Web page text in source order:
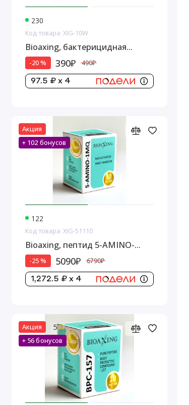
230
Код товара: XIG-10W
Bioaxing, бактерицидная
вода,1 стеклянный флакон, 10
мл
-20 % 390₽ 490₽
97.5 ₽ x 4
Акция
+ 102 бонусов
122
Код товара: XIG-51110
Bioaxing, пептид 5-AMINO-
1MQ, 10 мг
-25 % 5090₽ 6790₽
1,272.5 ₽ x 4
Акция
+ 56 бонусов
5